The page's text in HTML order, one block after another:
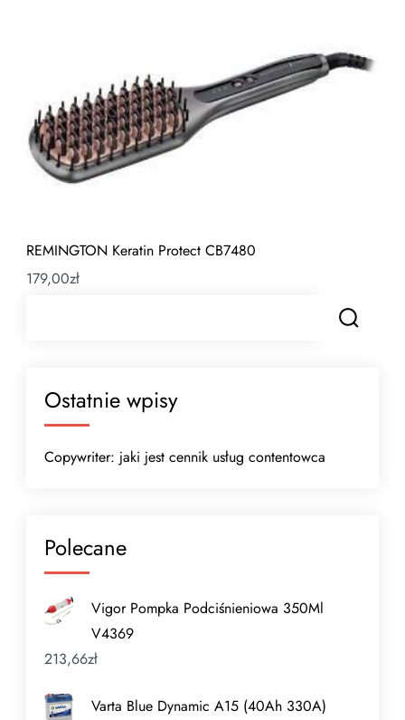
REMINGTON Keratin Protect CB7480
179,00zł
Ostatnie wpisy
Copywriter: jaki jest cennik usług contentowca
Polecane
Vigor Pompka Podciśnieniowa 350Ml
V4369
213,66zł
Varta Blue Dynamic A15 (40Ah 330A)